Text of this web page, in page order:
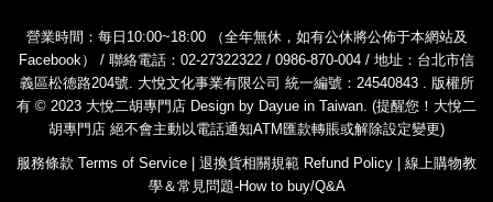
營業時間：每日10:00~18:00 （全年無休，如有公休將公佈于本網站及
Facebook） / 聯絡電話：02-27322322 / 0986-870-004 / 地址：台北市信
義區松德路204號. 大悅文化事業有限公司 統一編號：24540843 . 版權所
有 © 2023 大悅二胡專門店 Design by Dayue in Taiwan. (提醒您！大悅二
胡專門店 絕不會主動以電話通知ATM匯款轉賬或解除設定變更)
服務條款 Terms of Service 退換貨相關規範 Refund Policy
線上購物教
學＆常見問題-How to buy/Q&A